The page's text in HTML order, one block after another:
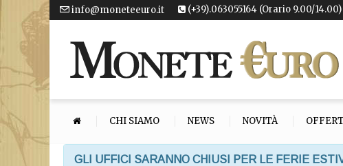
info@moneteeuro.it (+39).063055164 (Orario 9.00/14.00)
CHI SIAMO NEWS NOVITÀ
GLI UFFICI SARANNO CHIUSI PER LE FERIE